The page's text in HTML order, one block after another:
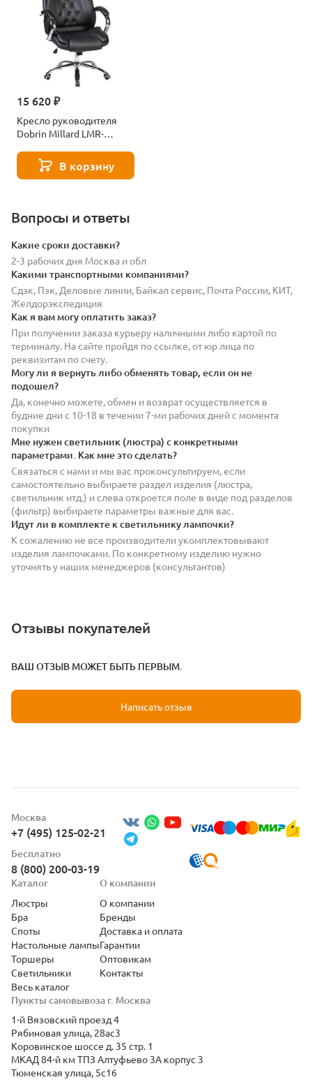
15 620 ₽
Кресло руководителя
Dobrin Millard LMR-
В корзину
Вопросы и ответы
Какие сроки доставки?
2-3 рабочих дня Москва и обл
Какими транспортными компаниями?
Сдэк, Пэк, Деловые линии, Байкал сервис, Почта России, КИТ,
Желдорэкспедиция
Как я вам могу оплатить заказ?
При получении заказа курьеру наличными либо картой по
терминалу. На сайте пройдя по ссылке, от юр лица по
реквизитам по счету.
Могу ли я вернуть либо обменять товар, если он не
подошел?
Да, конечно можете, обмен и возврат осуществляется в
будние дни с 10-18 в течении 7-ми рабочих дней с момента
покупки
Мне нужен светильник (люстра) с конкретными
параметрами. Как мне это сделать?
Связаться с нами и мы вас проконсультируем, если
самостоятельно выбираете раздел изделия (люстра,
светильник итд.) и слева откроется поле в виде под разделов
(фильтр) выбираете параметры важные для вас.
Идут ли в комплекте к светильнику лампочки?
К сожалению не все производители укомплектовывают
изделия лампочками. По конкретному изделию нужно
уточнять у наших менеджеров (консультантов)
Отзывы покупателей
ВАШ ОТЗЫВ МОЖЕТ БЫТЬ ПЕРВЫМ.
Написать отзыв
Москва
+7 (495) 125-02-21
Бесплатно
8 (800) 200-03-19
Пункты самовывоза г. Москва
1-й Вязовский проезд 4
Рябиновая улица, 28ас3
Коровинское шоссе д. 35 стр. 1
МКАД 84-й км ТПЗ Алтуфьево 3А корпус 3
Тюменская улица, 5с16
Каталог
Люстры
Бра
Споты
Настольные лампы
Торшеры
Светильники
Весь каталог
О компании
О компании
Бренды
Доставка и оплата
Гарантии
Оптовикам
Контакты